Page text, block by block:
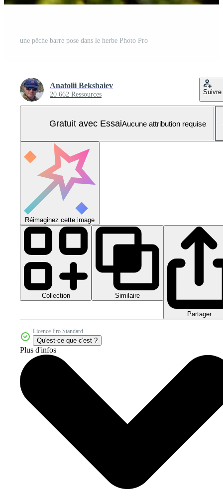
une pêche barre pose dans le herbe Photo Pro
Anatolii Bekshaiev
20 662 Ressources Suivre
Gratuit avec EssaiAucune attribution requise
Réimaginez cette image
Collection Similaire
Partager
Licence Pro Standard
Qu'est-ce que c'est ?
Plus d'infos